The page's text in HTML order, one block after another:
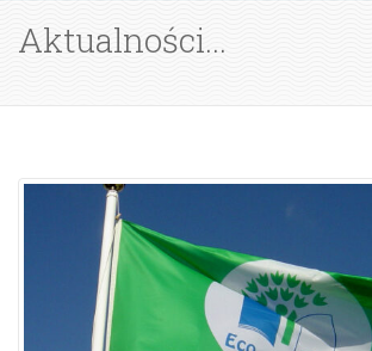
Aktualności...